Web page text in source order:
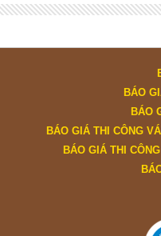
BÁO
BÁO
BÁO GIÁ THI CÔNG
BÁO GIÁ THI